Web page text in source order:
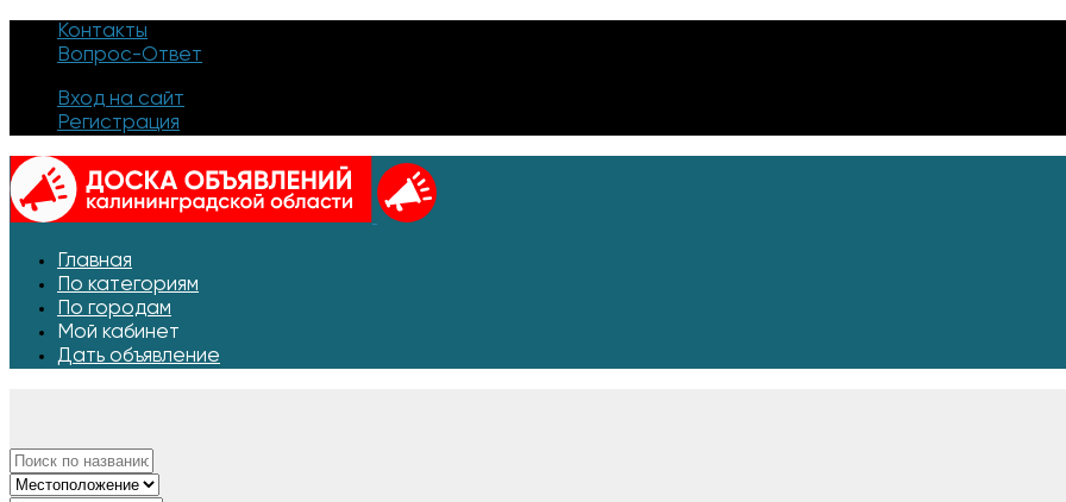
Контакты
Вопрос-Ответ
Вход на сайт
Регистрация
Главная
По категориям
По городам
Мой кабинет
Дать объявление